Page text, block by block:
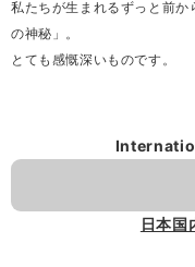
私たちが生まれるずっと前
の神秘」。
とても感慨深いものです。
日本国